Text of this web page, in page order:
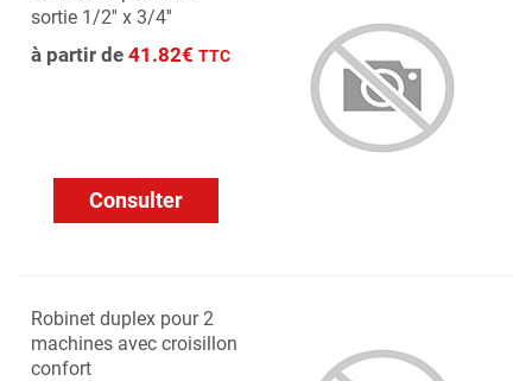
sortie 1/2'' x 3/4''
à partir de 41.82€ TTC
Consulter
Robinet duplex pour 2
machines avec croisillon
confort